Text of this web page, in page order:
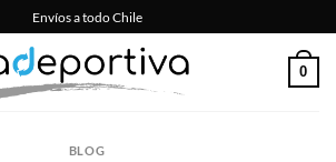
Envíos a todo Chile
0
BLOG